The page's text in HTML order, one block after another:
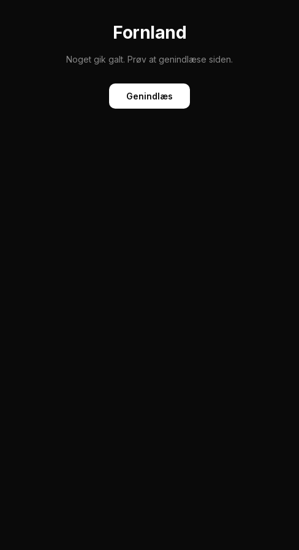
Fornland
Noget gik galt. Prøv at genindlæse siden.
Genindlæs